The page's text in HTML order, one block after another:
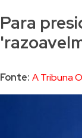
Para
Fonte: A Tribuna